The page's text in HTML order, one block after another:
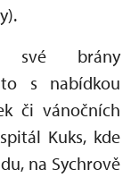
své brány
s nabídkou
či vánočních
Kuks, kde
na Sychrově